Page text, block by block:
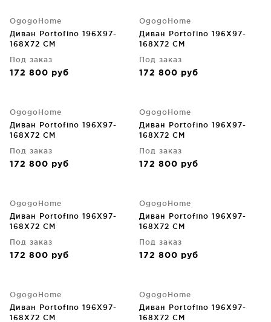
OgogoHome
Диван Portofino 196X97-
168X72 CM
Под заказ
172 800 руб
OgogoHome
Диван Portofino 196X97-
168X72 CM
Под заказ
172 800 руб
OgogoHome
Диван Portofino 196X97-
168X72 CM
Под заказ
172 800 руб
OgogoHome
Диван Portofino 196X97-
168X72 CM
Под заказ
172 800 руб
OgogoHome
Диван Portofino 196X97-
168X72 CM
Под заказ
172 800 руб
OgogoHome
Диван Portofino 196X97-
168X72 CM
Под заказ
172 800 руб
OgogoHome
Диван Portofino 196X97-
168X72 CM
OgogoHome
Диван Portofino 196X97-
168X72 CM